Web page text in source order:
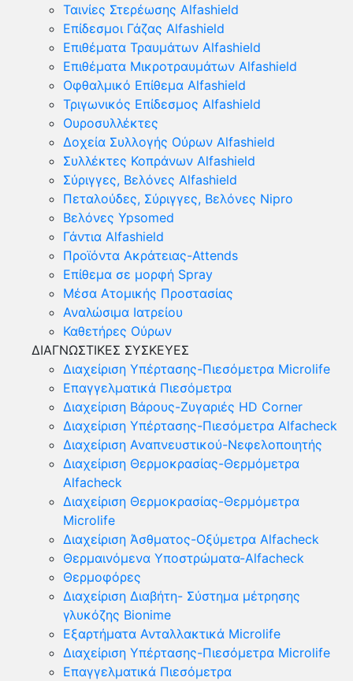
Ταινίες Στερέωσης Alfashield
Επίδεσμοι Γάζας Alfashield
Επιθέματα Τραυμάτων Alfashield
Επιθέματα Μικροτραυμάτων Alfashield
Οφθαλμικό Eπίθεμα Alfashield
Τριγωνικός Επίδεσμος Alfashield
Ουροσυλλέκτες
Δοχεία Συλλογής Ούρων Alfashield
Συλλέκτες Κοπράνων Alfashield
Σύριγγες, Βελόνες Alfashield
Πεταλούδες, Σύριγγες, Βελόνες Nipro
Βελόνες Ypsomed
Γάντια Alfashield
Προϊόντα Ακράτειας-Attends
Επίθεμα σε μορφή Spray
Μέσα Ατομικής Προστασίας
Αναλώσιμα Ιατρείου
Καθετήρες Ούρων
ΔΙΑΓΝΩΣΤΙΚΕΣ ΣΥΣΚΕΥΕΣ
Διαχείριση Υπέρτασης-Πιεσόμετρα Microlife
Επαγγελματικά Πιεσόμετρα
Διαχείριση Βάρους-Ζυγαριές HD Corner
Διαχείριση Υπέρτασης-Πιεσόμετρα Alfacheck
Διαχείριση Αναπνευστικού-Νεφελοποιητής
Διαχείριση Θερμοκρασίας-Θερμόμετρα
Alfacheck
Διαχείριση Θερμοκρασίας-Θερμόμετρα
Microlife
Διαχείριση Άσθματος-Οξύμετρα Alfacheck
Θερμαινόμενα Υποστρώματα-Alfacheck
Θερμοφόρες
Διαχείριση Διαβήτη- Σύστημα μέτρησης
γλυκόζης Bionime
Εξαρτήματα Ανταλλακτικά Microlife
Διαχείριση Υπέρτασης-Πιεσόμετρα Microlife
Επαγγελματικά Πιεσόμετρα